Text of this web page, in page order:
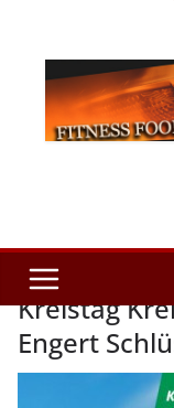
Kreistag
Engert